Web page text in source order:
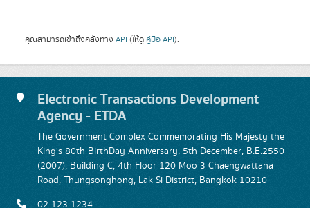
คุณสามารถเข้าถึงคลังทาง API (ให้ดู คู่มือ API).
Electronic Transactions Development
Agency - ETDA
The Government Complex Commemorating His Majesty the
King's 80th BirthDay Anniversary, 5th December, B.E.2550
(2007), Building C, 4th Floor 120 Moo 3 Chaengwattana
Road, Thungsonghong, Lak Si District, Bangkok 10210
02 123 1234